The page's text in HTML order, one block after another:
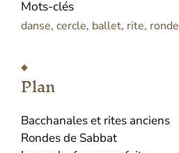
Mots-clés
danse, cercle, ballet, rite, ronde
Plan
Bacchanales et rites anciens
Rondes de Sabbat